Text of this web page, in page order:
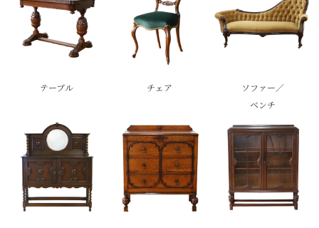
テーブル チェア
ソファー／
ベンチ